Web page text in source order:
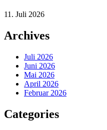
11. Juli 2026
Archives
Juli 2026
Juni 2026
Mai 2026
April 2026
Februar 2026
Categories